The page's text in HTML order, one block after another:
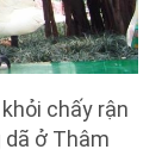
chấy rận
ở Thâm